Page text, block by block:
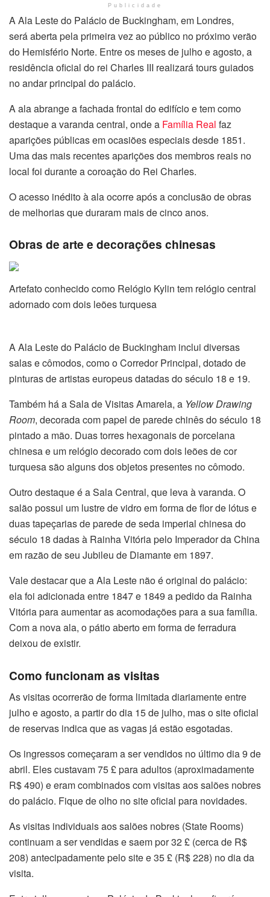
Publicidade
A Ala Leste do Palácio de Buckingham, em Londres,
será aberta pela primeira vez ao público no próximo verão
do Hemisfério Norte. Entre os meses de julho e agosto, a
residência oficial do rei Charles III realizará tours guiados
no andar principal do palácio.
A ala abrange a fachada frontal do edifício e tem como
destaque a varanda central, onde a Família Real faz
aparições públicas em ocasiões especiais desde 1851.
Uma das mais recentes aparições dos membros reais no
local foi durante a coroação do Rei Charles.
O acesso inédito à ala ocorre após a conclusão de obras
de melhorias que duraram mais de cinco anos.
Obras de arte e decorações chinesas
Artefato conhecido como Relógio Kylin tem relógio central
adornado com dois leões turquesa
A Ala Leste do Palácio de Buckingham inclui diversas
salas e cômodos, como o Corredor Principal, dotado de
pinturas de artistas europeus datadas do século 18 e 19.
Também há a Sala de Visitas Amarela, a Yellow Drawing
Room, decorada com papel de parede chinês do século 18
pintado a mão. Duas torres hexagonais de porcelana
chinesa e um relógio decorado com dois leões de cor
turquesa são alguns dos objetos presentes no cômodo.
Outro destaque é a Sala Central, que leva à varanda. O
salão possui um lustre de vidro em forma de flor de lótus e
duas tapeçarias de parede de seda imperial chinesa do
século 18 dadas à Rainha Vitória pelo Imperador da China
em razão de seu Jubileu de Diamante em 1897.
Vale destacar que a Ala Leste não é original do palácio:
ela foi adicionada entre 1847 e 1849 a pedido da Rainha
Vitória para aumentar as acomodações para a sua família.
Com a nova ala, o pátio aberto em forma de ferradura
deixou de existir.
Como funcionam as visitas
As visitas ocorrerão de forma limitada diariamente entre
julho e agosto, a partir do dia 15 de julho, mas o site oficial
de reservas indica que as vagas já estão esgotadas.
Os ingressos começaram a ser vendidos no último dia 9 de
abril. Eles custavam 75 £ para adultos (aproximadamente
R$ 490) e eram combinados com visitas aos salões nobres
do palácio. Fique de olho no site oficial para novidades.
As visitas individuais aos salões nobres (State Rooms)
continuam a ser vendidas e saem por 32 £ (cerca de R$
208) antecipadamente pelo site e 35 £ (R$ 228) no dia da
visita.